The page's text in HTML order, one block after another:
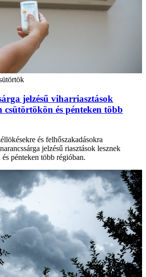
jelzésű viharriasztások
csütörtökön és pénteken több
és felhőszakadásokra
jelzésű riasztások lesznek
pénteken több régióban.